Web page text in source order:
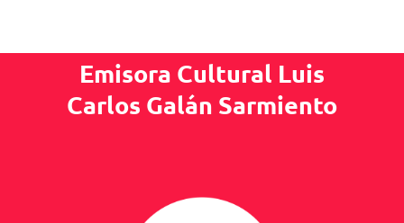
Emisora Cultural Luis
Carlos Galán Sarmiento